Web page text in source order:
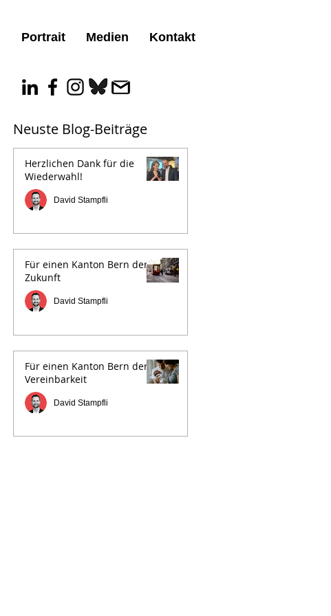
Portrait Medien Kontakt
Herzlichen Dank für die
Wiederwahl!
David Stampfli
Für einen Kanton Bern der
Zukunft
David Stampfli
Für einen Kanton Bern der
Vereinbarkeit
David Stampfli
Neuste Blog-Beiträge